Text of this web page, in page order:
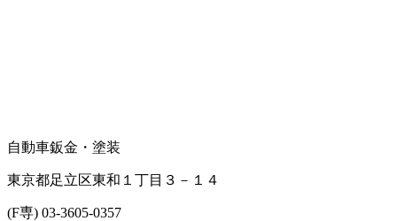
自動車鈑金・塗装
東京都足立区東和１丁目３－１４
(F専) 03-3605-0357